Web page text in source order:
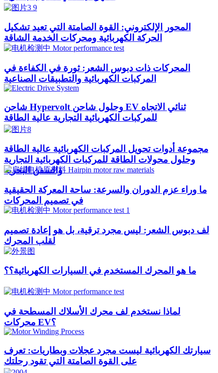
المحور الإلكتروني: القوة الصامتة التي تعيد تشكيل
الحركة الكهربائية ومحركات الخدمة الشاقة
المحركات ذات دبوس الشعر: ثورة في الكفاءة في
المركبات الكهربائية والتطبيقات الصناعية
شاحن Hypervolt وحلول شاحن EV ثنائي الاتجاه
للمركبات الكهربائية التجارية عالية الطاقة
مجموعة أدوات تحويل المركبات الكهربائية عالية الطاقة
وحلول محولات الطاقة للمركبات الكهربائية التجارية
والسفن البحرية
ما وراء عزم الدوران والسرعة: ساحة المعركة الحقيقية
في تصميم المحركات
لف دبوس الشعر: ليس مجرد ترقية، بل هو إعادة تصميم
لقلب المحرك
لماذا نستخدم لف محرك الأسلاك المسطحة في
محركات EV؟
سيارتك الكهربائية ليست مجرد عجلات وبطاريات: تعرف
على القوة الصامتة التي تقود رحلتك